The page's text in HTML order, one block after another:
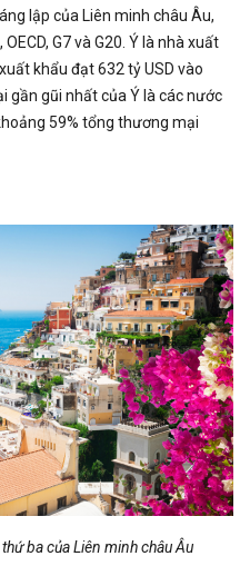
lập của Liên minh châu Âu,
G7 và G20. Ý là nhà xuất
khẩu đạt 632 tỷ USD vào
gần gũi nhất của Ý là các nước
59% tổng thương mại
ba của Liên minh châu Âu